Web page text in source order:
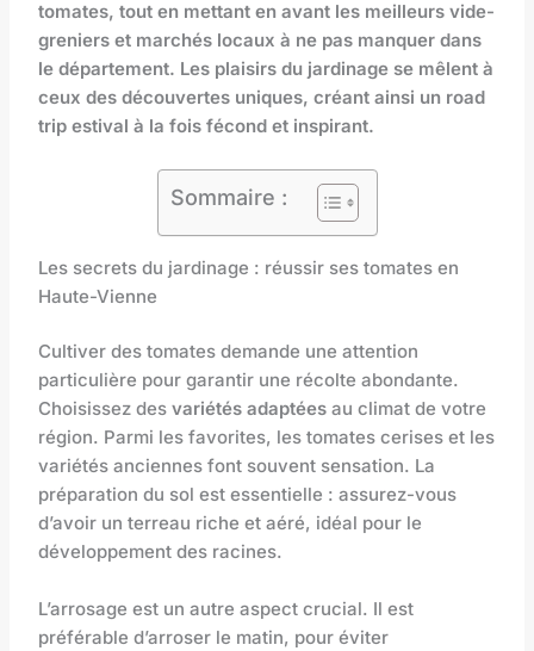
tomates, tout en mettant en avant les meilleurs vide-
greniers et marchés locaux à ne pas manquer dans
le département. Les plaisirs du jardinage se mêlent à
ceux des découvertes uniques, créant ainsi un road
trip estival à la fois fécond et inspirant.
Sommaire :
Les secrets du jardinage : réussir ses tomates en
Haute-Vienne
Cultiver des tomates demande une attention
particulière pour garantir une récolte abondante.
Choisissez desvariétés adaptées au climat de votre
région. Parmi les favorites, les tomates cerises et les
variétés anciennes font souvent sensation. La
préparation du sol est essentielle : assurez-vous
d’avoir un terreau riche et aéré, idéal pour le
développement des racines.
L’arrosage est un autre aspect crucial. Il est
préférable d’arroser le matin, pour éviter